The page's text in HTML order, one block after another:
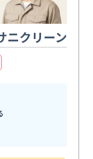
ニクリーン